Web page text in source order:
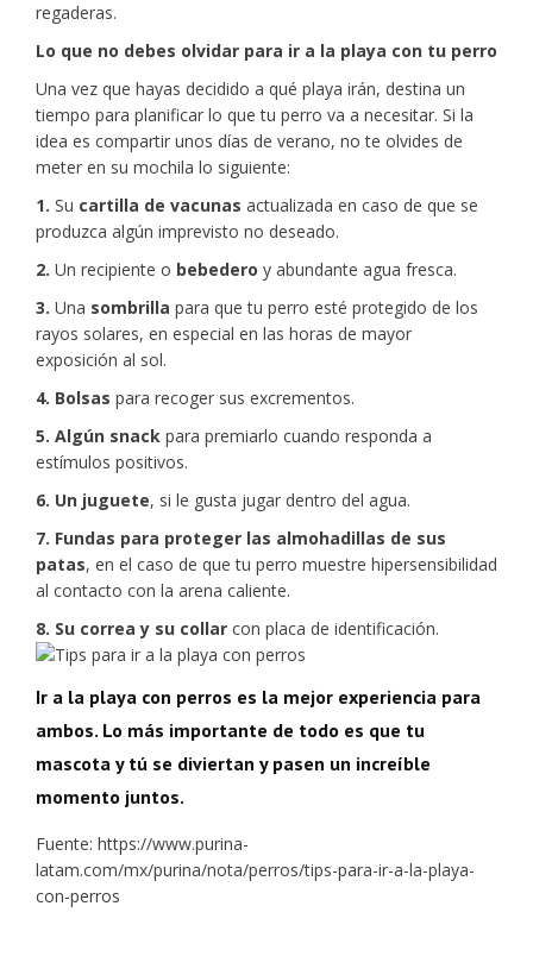
regaderas.
Lo que no debes olvidar para ir a la playa con tu perro
Una vez que hayas decidido a qué playa irán, destina un
tiempo para planificar lo que tu perro va a necesitar. Si la
idea es compartir unos días de verano, no te olvides de
meter en su mochila lo siguiente:
1. Su cartilla de vacunas actualizada en caso de que se
produzca algún imprevisto no deseado.
2. Un recipiente o bebedero y abundante agua fresca.
3. Una sombrilla para que tu perro esté protegido de los
rayos solares, en especial en las horas de mayor
exposición al sol.
4. Bolsas para recoger sus excrementos.
5. Algún snack para premiarlo cuando responda a
estímulos positivos.
6. Un juguete, si le gusta jugar dentro del agua.
7. Fundas para proteger las almohadillas de sus
patas, en el caso de que tu perro muestre hipersensibilidad
al contacto con la arena caliente.
8. Su correa y su collar con placa de identificación.
Ir a la playa con perros es la mejor experiencia para
ambos. Lo más importante de todo es que tu
mascota y tú se diviertan y pasen un increíble
momento juntos.
Fuente: https://www.purina-
latam.com/mx/purina/nota/perros/tips-para-ir-a-la-playa-
con-perros